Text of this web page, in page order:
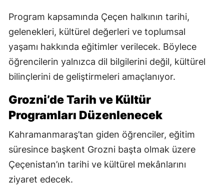
Program kapsamında Çeçen halkının tarihi,
gelenekleri, kültürel değerleri ve toplumsal
yaşamı hakkında eğitimler verilecek. Böylece
öğrencilerin yalnızca dil bilgilerini değil, kültürel
bilinçlerini de geliştirmeleri amaçlanıyor.
Grozni’de Tarih ve Kültür
Programları Düzenlenecek
Kahramanmaraş’tan giden öğrenciler, eğitim
süresince başkent Grozni başta olmak üzere
Çeçenistan’ın tarihi ve kültürel mekânlarını
ziyaret edecek.